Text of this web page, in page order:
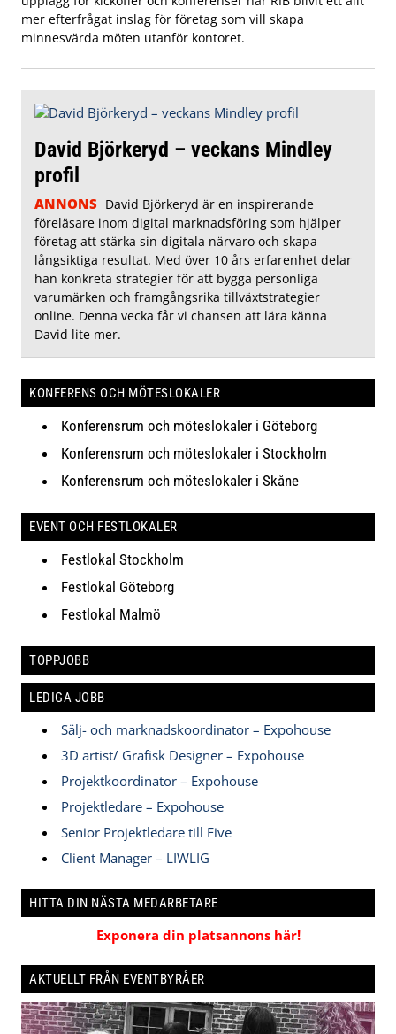
mer efterfrågat inslag för företag som vill skapa
minnesvärda möten utanför kontoret.
David Björkeryd – veckans Mindley
profil
ANNONS David Björkeryd är en inspirerande
föreläsare inom digital marknadsföring som hjälper
företag att stärka sin digitala närvaro och skapa
långsiktiga resultat. Med över 10 års erfarenhet delar
han konkreta strategier för att bygga personliga
varumärken och framgångsrika tillväxtstrategier
online. Denna vecka får vi chansen att lära känna
David lite mer.
KONFERENS OCH MÖTESLOKALER
Konferensrum och möteslokaler i Göteborg
Konferensrum och möteslokaler i Stockholm
Konferensrum och möteslokaler i Skåne
EVENT OCH FESTLOKALER
Festlokal Stockholm
Festlokal Göteborg
Festlokal Malmö
TOPPJOBB
LEDIGA JOBB
Sälj- och marknadskoordinator – Expohouse
3D artist/ Grafisk Designer – Expohouse
Projektkoordinator – Expohouse
Projektledare – Expohouse
Senior Projektledare till Five
Client Manager – LIWLIG
HITTA DIN NÄSTA MEDARBETARE
Exponera din platsannons här!
AKTUELLT FRÅN EVENTBYRÅER